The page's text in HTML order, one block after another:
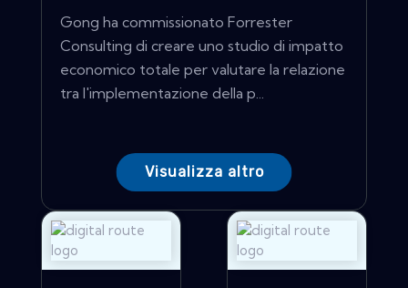
Gong ha commissionato Forrester
Consulting di creare uno studio di impatto
economico totale per valutare la relazione
tra l'implementazione della p...
Visualizza altro